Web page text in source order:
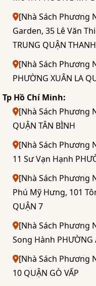
[Nhà Sách Phương
Garden, 35 Lê Văn
TRUNG QUẬN
[Nhà Sách Phương
PHƯỜNG XUÂN LA
Tp Hồ Chí Minh:
[Nhà Sách Phương
QUẬN TÂN BÌNH
[Nhà Sách Phương
11 Sư Vạn Hạnh
[Nhà Sách Phương
Phú Mỹ Hưng, 101
QUẬN 7
[Nhà Sách Phương
Song Hành PHƯỜNG
[Nhà Sách Phương
10 QUẬN GÒ VẤP